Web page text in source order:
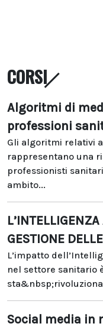
CORSI
Algoritmi di
professioni
Gli algoritmi relativi
rappresentano una
professionisti
ambito...
GESTIONE
L’impatto
nel settore sanitario
Social media in